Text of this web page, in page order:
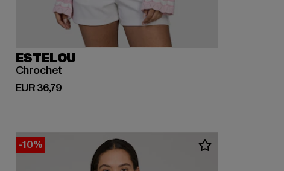
ESTELOU
Chrochet
EUR 36,79
Derzeitiger Preis: EUR 36,79
-10%